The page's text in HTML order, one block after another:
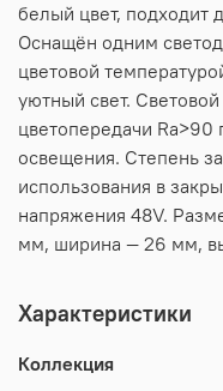
белый цвет, подходит
Оснащён одним
цветовой
уютный свет.
цветопередачи Ra>90
освещения. Степень
использования в
напряжения 48V.
мм, ширина — 26 мм,
Характеристики
Коллекция